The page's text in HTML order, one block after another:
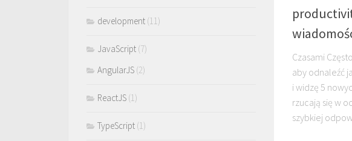
Czasami
aby odnaleźć
i widzę 5
rzucają się w
szybkiej
development(11)
JavaScript(7)
AngularJS(2)
ReactJS(1)
TypeScript(1)